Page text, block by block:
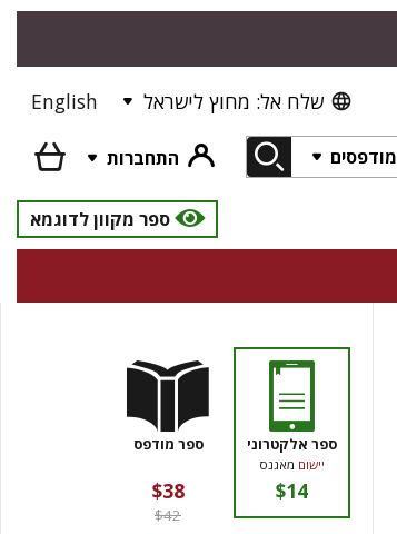
שלח אל: מחוץ לישראל English
מודפסים
התחברות
ספר מקוון לדוגמא
ספר אלקטרוני
יישום מאגנס
$14
ספר מודפס
$38
$42